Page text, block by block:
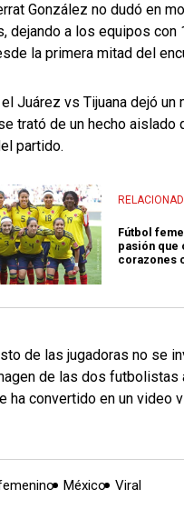
González no dudó en
dejando a los equipos con
la primera mitad del
Juárez vs Tijuana dejó un
trató de un hecho aislado
partido.
Fútbol
pasión que
corazones
de las jugadoras no se
de las dos futbolistas
ha convertido en un video
México Viral